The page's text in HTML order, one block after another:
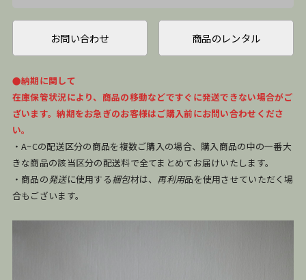
お問い合わせ 商品のレンタル
●納期に関して
在庫保管状況により、商品の移動などですぐに発送できない場合がご
ざいます。納期をお急ぎのお客様はご購入前にお問い合わせくださ
い。
・A~Cの配送区分の商品を複数ご購入の場合、購入商品の中の一番大
きな商品の該当区分の配送料で全てまとめてお届けいたします。
・商品の発送に使用する梱包材は、 再利用品を使用させていただく場
合もございます。